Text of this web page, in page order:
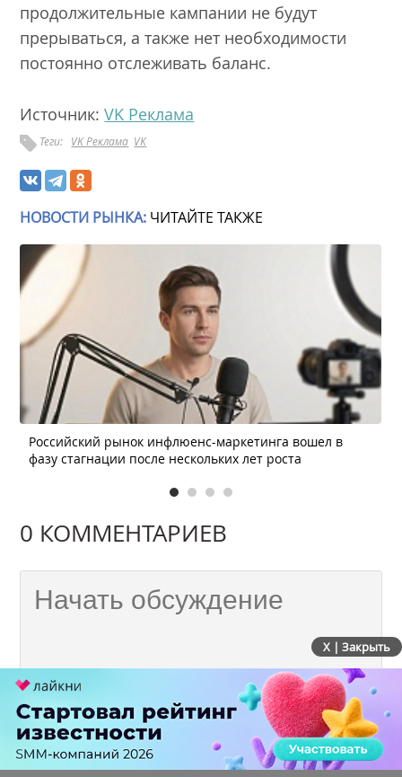
продолжительные кампании не будут
прерываться, а также нет необходимости
постоянно отслеживать баланс.
Источник:VK Реклама
Теги: VK Реклама VK
НОВОСТИ РЫНКА: ЧИТАЙТЕ ТАКЖЕ
Российский рынок инфлюенс-маркетинга вошел в
фазу стагнации после нескольких лет роста
0 КОММЕНТАРИЕВ
X | Закрыть